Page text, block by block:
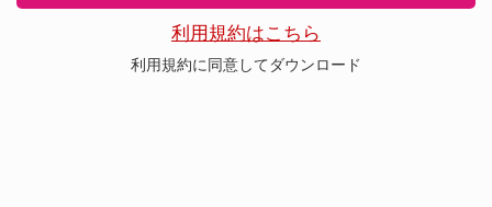
利用規約はこちら
利用規約に同意してダウンロード